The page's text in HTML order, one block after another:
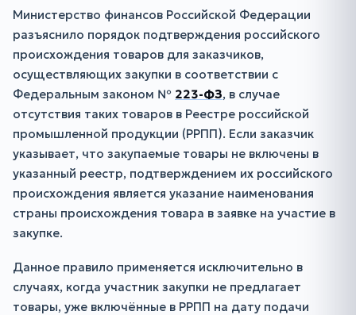
Министерство финансов Российской Федерации
разъяснило порядок подтверждения российского
происхождения товаров для заказчиков,
осуществляющих закупки в соответствии с
Федеральным законом № 223-ФЗ, в случае
отсутствия таких товаров в Реестре российской
промышленной продукции (РРПП). Если заказчик
указывает, что закупаемые товары не включены в
указанный реестр, подтверждением их российского
происхождения является указание наименования
страны происхождения товара в заявке на участие в
закупке.
Данное правило применяется исключительно в
случаях, когда участник закупки не предлагает
товары, уже включённые в РРПП на дату подачи